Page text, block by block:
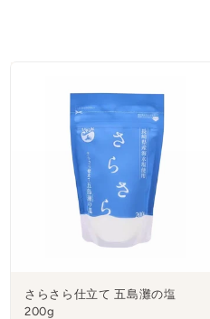
さらさら仕立て 五島灘の塩
200g